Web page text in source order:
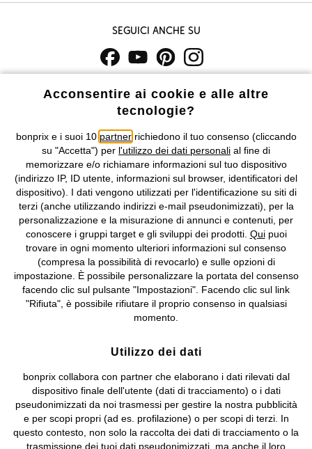
Seguici anche su
I prezzi sono IVA inclusa. Non includono
le spese di spedizione e i
costi di servizio.
Condizioni di vendita Accessibilità
Informativa privacy e cookie Gestione dei cookie
Informazioni legali Diritto di recesso
©2026 bonprix.Tutti i diritti riservati.
bonprix S.r.l. con socio unico, sede legale: via Adua 33 - 13855
Valdengo (BI) C.F. 01510910027 - P.I. 01939830020, Reg. Imprese di
Biella n. 01510910027, R.E.A. BI - 171345, N. Reg. Pile:
IT09060P00000858, N. Reg. AEE: IT08020000002105 Capitale
Sociale: euro 1.000.000 i.v, Società soggetta all'attività di direzione
e coordinamento di bonprix Beteiligungs -Verwaltungsgesellschaft
mbH.
Acconsentire ai cookie e alle altre
tecnologie?
bonprix e i suoi 10 partnerrichiedono il tuo consenso (cliccando
su "Accetta") per l'utilizzo dei dati personali al fine di
memorizzare e/o richiamare informazioni sul tuo dispositivo
(indirizzo IP, ID utente, informazioni sul browser, identificatori del
dispositivo). I dati vengono utilizzati per l'identificazione su siti di
terzi (anche utilizzando indirizzi e-mail pseudonimizzati), per la
personalizzazione e la misurazione di annunci e contenuti, per
conoscere i gruppi target e gli sviluppi dei prodotti. Quipuoi
trovare in ogni momento ulteriori informazioni sul consenso
(compresa la possibilità di revocarlo) e sulle opzioni di
impostazione. È possibile personalizzare la portata del consenso
facendo clic sul pulsante "Impostazioni". Facendo clic sul link
"Rifiuta", è possibile rifiutare il proprio consenso in qualsiasi
momento.
Utilizzo dei dati
bonprix collabora con partner che elaborano i dati rilevati dal
dispositivo finale dell'utente (dati di tracciamento) o i dati
pseudonimizzati da noi trasmessi per gestire la nostra pubblicità
e per scopi propri (ad es. profilazione) o per scopi di terzi. In
questo contesto, non solo la raccolta dei dati di tracciamento o la
trasmissione dei tuoi dati pseudonimizzati, ma anche il loro